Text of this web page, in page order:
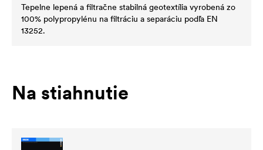
Tepelne lepená a filtračne stabilná geotextília vyrobená zo
100% polypropylénu na filtráciu a separáciu podľa EN
13252.
Na stiahnutie